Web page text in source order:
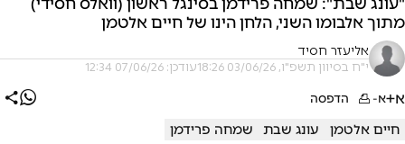
מתוך אלבומו השני, הלחן הינו של חיים אלטמן
אליעזר חסיד
י"ח בסיוון תשפ"ו, 03/06/26 18:26 עודכן: 07/06/26 12:34
א+א- הדפסה
חיים אלטמן עונג שבת שמחה פרידמן